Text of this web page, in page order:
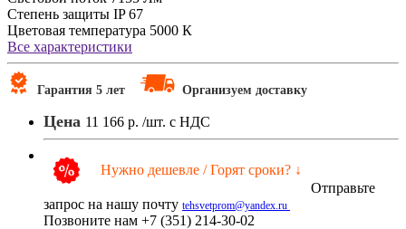
Степень защиты IP 67
Цветовая температура 5000 К
Все характеристики
Гарантия 5 лет Организуем доставку
Цена 11 166 р. /шт. с НДС
Нужно дешевле / Горят сроки? ↓
Отправьте
запрос на нашу почту tehsvetprom@yandex.ru
Позвоните нам +7 (351) 214-30-02